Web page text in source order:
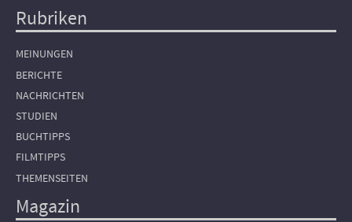
Hauptnavigation
Rubriken
MEINUNGEN
BERICHTE
NACHRICHTEN
STUDIEN
BUCHTIPPS
FILMTIPPS
THEMENSEITEN
Magazin